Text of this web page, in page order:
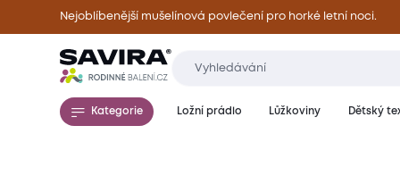
Nejoblíbenější mušelínová povlečení pro horké letní noci.
Kategorie Ložní prádlo Lůžkoviny Dětský